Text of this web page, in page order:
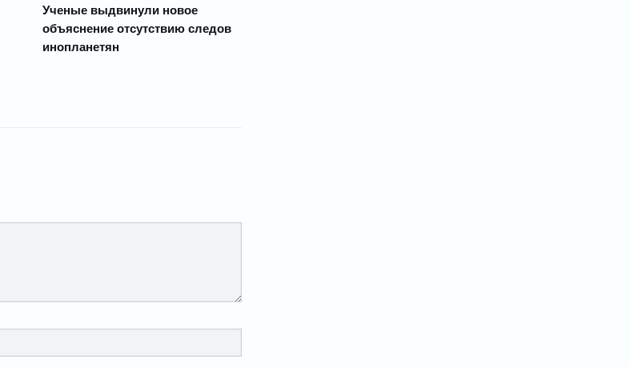
Ученые выдвинули новое
объяснение отсутствию следов
инопланетян